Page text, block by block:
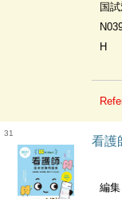
国
H
31
看護
編